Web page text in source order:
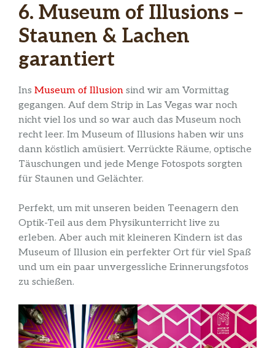
6. Museum of Illusions –
Staunen & Lachen
garantiert
Ins Museum of Illusion sind wir am Vormittag
gegangen. Auf dem Strip in Las Vegas war noch
nicht viel los und so war auch das Museum noch
recht leer. Im Museum of Illusions haben wir uns
dann köstlich amüsiert. Verrückte Räume, optische
Täuschungen und jede Menge Fotospots sorgten
für Staunen und Gelächter.
Perfekt, um mit unseren beiden Teenagern den
Optik-Teil aus dem Physikunterricht live zu
erleben. Aber auch mit kleineren Kindern ist das
Museum of Illusion ein perfekter Ort für viel Spaß
und um ein paar unvergessliche Erinnerungsfotos
zu schießen.